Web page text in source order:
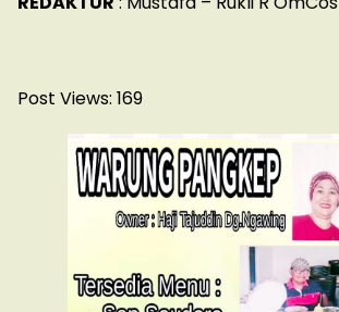
Post Views: 169